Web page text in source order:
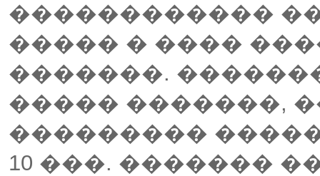
������������
����� � ����
�������.
����� �������,
���������
10 ���. �������